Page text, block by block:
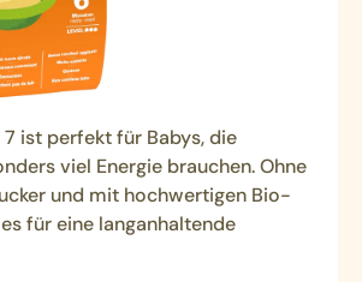
ist perfekt für Babys, die
viel Energie brauchen. Ohne
und mit hochwertigen Bio-
für eine langanhaltende